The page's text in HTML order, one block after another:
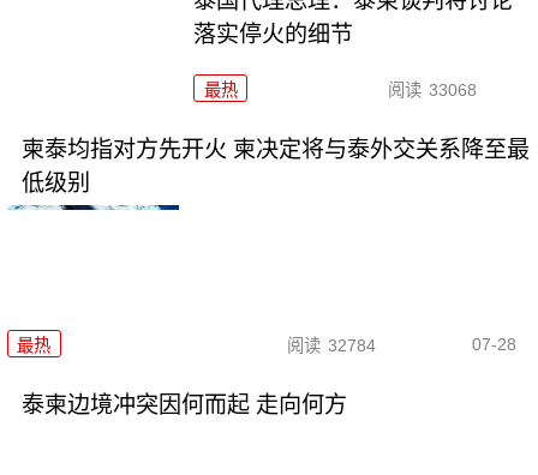
落实停火的细节
最热 阅读 33068
柬泰均指对方先开火 柬决定将与泰外交关系降至最
低级别
最热 阅读 32784 07-28
泰柬边境冲突因何而起 走向何方